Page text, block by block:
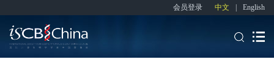
会员登录 中文 English